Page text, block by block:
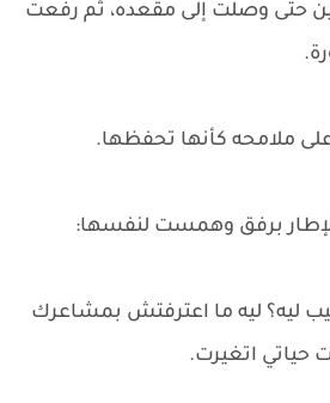
حتى وصلت إلى مقعده، ثم رفعت
ملامحه كأنها تحفظها.
برفق وهمست لنفسها:
ليه؟ ليه ما اعترفتش بمشاعرك
حياتي اتغيرت.